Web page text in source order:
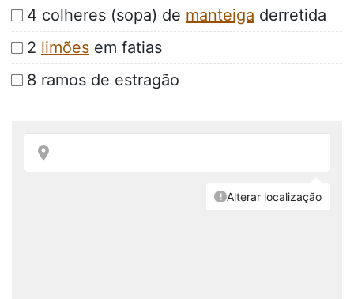
4 colheres (sopa) de manteiga derretida
2 limões em fatias
8 ramos de estragão